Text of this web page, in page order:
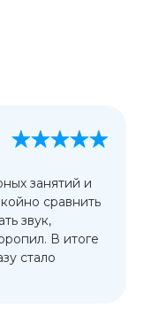
занятий и
сравнить
звук,
В итоге
стало